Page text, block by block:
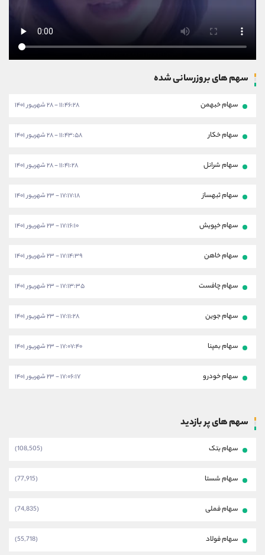
سهم های بروزرسانی شده
سهام خبهمن ۱۱:۴۶:۲۸ - ۲۸ شهریور ۱۴۰۱
سهام خکار ۱۱:۴۳:۵۸ - ۲۸ شهریور ۱۴۰۱
سهام شرانل ۱۱:۴۱:۲۸ - ۲۸ شهریور ۱۴۰۱
سهام ثبهساز ۱۷:۱۷:۱۸ - ۲۳ شهریور ۱۴۰۱
سهام خپویش ۱۷:۱۶:۱۰ - ۲۳ شهریور ۱۴۰۱
سهام خاهن ۱۷:۱۴:۳۹ - ۲۳ شهریور ۱۴۰۱
سهام چافست ۱۷:۱۳:۳۵ - ۲۳ شهریور ۱۴۰۱
سهام جوین ۱۷:۱۱:۲۸ - ۲۳ شهریور ۱۴۰۱
سهام بمپنا ۱۷:۰۷:۴۰ - ۲۳ شهریور ۱۴۰۱
سهام خودرو ۱۷:۰۶:۱۷ - ۲۳ شهریور ۱۴۰۱
سهم های پر بازدید
سهام بتک (108,505)
سهام شستا (77,915)
سهام فملی (74,835)
سهام فولاد (55,718)